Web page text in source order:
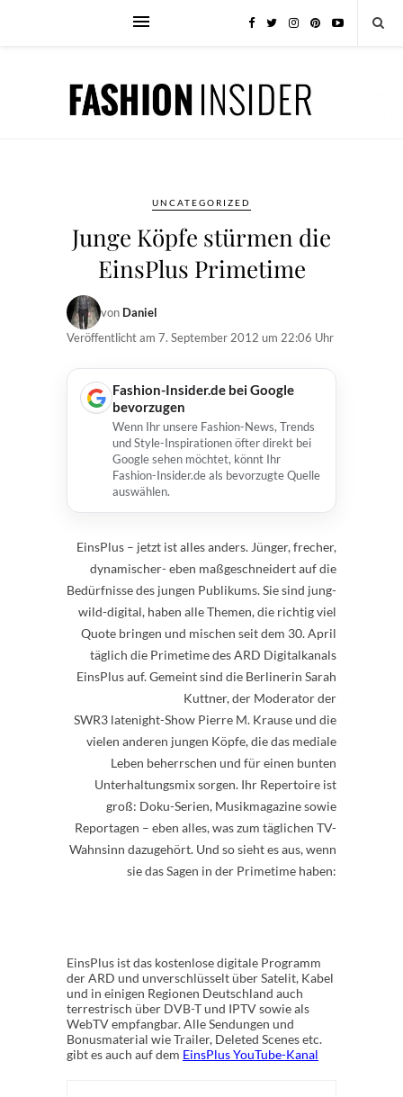
UNCATEGORIZED
Junge Köpfe stürmen die
EinsPlus Primetime
von Daniel
Veröffentlicht am 7. September 2012 um 22:06 Uhr
Fashion-Insider.de bei Google
bevorzugen
Wenn Ihr unsere Fashion-News, Trends
und Style-Inspirationen öfter direkt bei
Google sehen möchtet, könnt Ihr
Fashion-Insider.de als bevorzugte Quelle
auswählen.
EinsPlus – jetzt ist alles anders. Jünger, frecher,
dynamischer- eben maßgeschneidert auf die
Bedürfnisse des jungen Publikums. Sie sind jung-
wild-digital, haben alle Themen, die richtig viel
Quote bringen und mischen seit dem 30. April
täglich die Primetime des ARD Digitalkanals
EinsPlus auf. Gemeint sind die Berlinerin Sarah
Kuttner, der Moderator der
SWR3 latenight-Show Pierre M. Krause und die
vielen anderen jungen Köpfe, die das mediale
Leben beherrschen und für einen bunten
Unterhaltungsmix sorgen. Ihr Repertoire ist
groß: Doku-Serien, Musikmagazine sowie
Reportagen – eben alles, was zum täglichen TV-
Wahnsinn dazugehört. Und so sieht es aus, wenn
sie das Sagen in der Primetime haben:
EinsPlus ist das kostenlose digitale Programm
der ARD und unverschlüsselt über Satelit, Kabel
und in einigen Regionen Deutschland auch
terrestrisch über DVB-T und IPTV sowie als
WebTV empfangbar. Alle Sendungen und
Bonusmaterial wie Trailer, Deleted Scenes etc.
gibt es auch auf dem EinsPlus YouTube-Kanal